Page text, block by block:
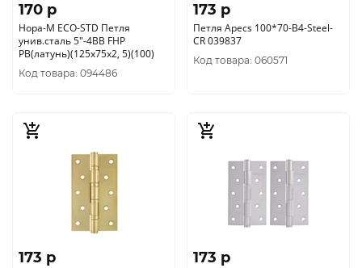
170 p
Нора-М ECO-STD Петля
унив.сталь 5"-4ВВ FHP
РВ(латунь)(125х75х2, 5)(100)
Код товара: 094486
173 p
Петля Apecs 100*70-В4-Steel-
CR 039837
Код товара: 060571
173 p 173 p